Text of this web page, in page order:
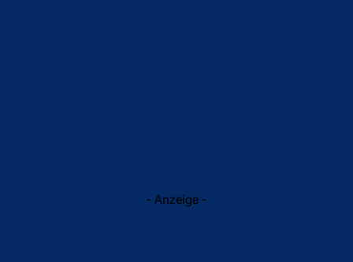
- Anzeige -